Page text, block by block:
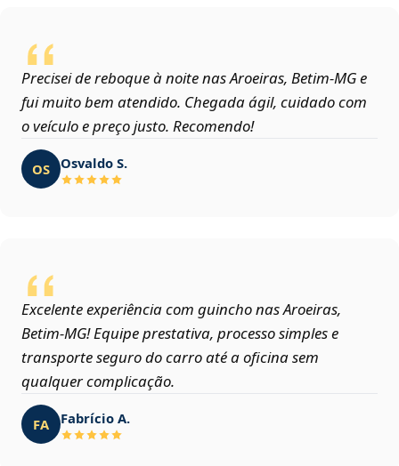
Precisei de reboque à noite nas Aroeiras, Betim‑MG e
fui muito bem atendido. Chegada ágil, cuidado com
o veículo e preço justo. Recomendo!
OS Osvaldo S.
Excelente experiência com guincho nas Aroeiras,
Betim‑MG! Equipe prestativa, processo simples e
transporte seguro do carro até a oficina sem
qualquer complicação.
FA Fabrício A.